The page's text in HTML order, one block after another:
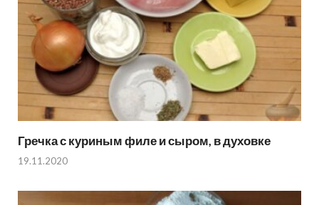
Гречка с куриным филе и сыром, в духовке
19.11.2020